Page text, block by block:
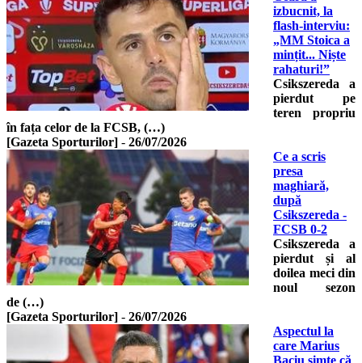
izbucnit, la
flash-interviu:
„MM Stoica a
mințit... Niște
rahaturi!”
Csikszereda a
pierdut pe
teren propriu
în fața celor de la FCSB, (…)
[Gazeta Sporturilor] - 26/07/2026
Ce a scris
presa
maghiară,
după
Csikszereda -
FCSB 0-2
Csikszereda a
pierdut și al
doilea meci din
noul sezon
de (…)
[Gazeta Sporturilor] - 26/07/2026
Aspectul la
care Marius
Baciu simte că